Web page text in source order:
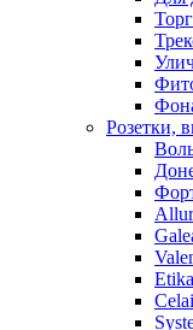
Розетки,
Etika